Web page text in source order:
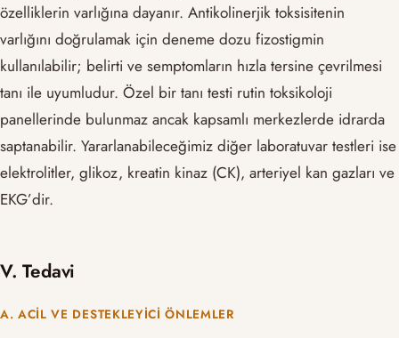
özelliklerin varlığına dayanır. Antikolinerjik toksisitenin
varlığını doğrulamak için deneme dozu fizostigmin
kullanılabilir; belirti ve semptomların hızla tersine çevrilmesi
tanı ile uyumludur. Özel bir tanı testi rutin toksikoloji
panellerinde bulunmaz ancak kapsamlı merkezlerde idrarda
saptanabilir. Yararlanabileceğimiz diğer laboratuvar testleri ise
elektrolitler, glikoz, kreatin kinaz (CK), arteriyel kan gazları ve
EKG’dir.
V. Tedavi
A. ACIL VE DESTEKLEYICI ÖNLEMLER